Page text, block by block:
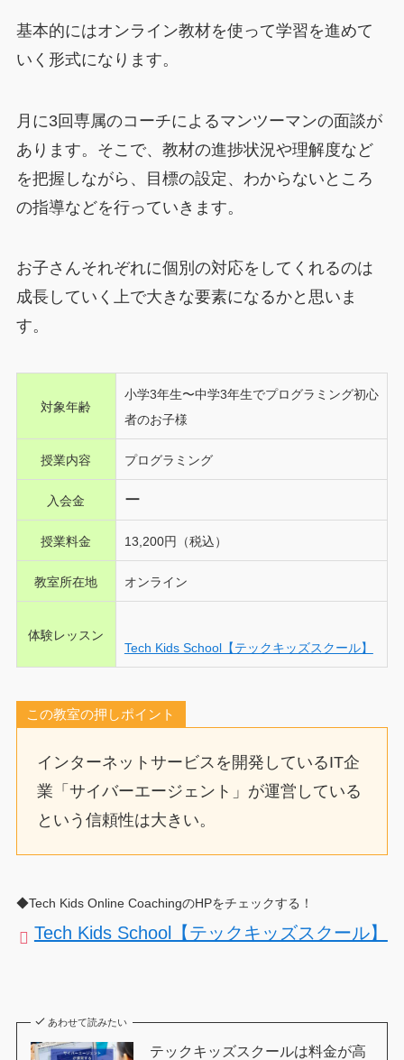
基本的にはオンライン教材を使って学習を進めて
いく形式になります。
月に3回専属のコーチによるマンツーマンの面談が
あります。そこで、教材の進捗状況や理解度など
を把握しながら、目標の設定、わからないところ
の指導などを行っていきます。
お子さんそれぞれに個別の対応をしてくれるのは
成長していく上で大きな要素になるかと思いま
す。
対象年齢
小学3年生〜中学3年生でプログラミング初心
者のお子様
授業内容 プログラミング
入会金 ー
授業料金 13,200円（税込）
教室所在地 オンライン
体験レッスン
Tech Kids School【テックキッズスクール】
この教室の押しポイント
インターネットサービスを開発しているIT企
業「サイバーエージェント」が運営している
という信頼性は大きい。
◆Tech Kids Online CoachingのHPをチェックする！
Tech Kids School【テックキッズスクール】
あわせて読みたい
テックキッズスクールは料金が高